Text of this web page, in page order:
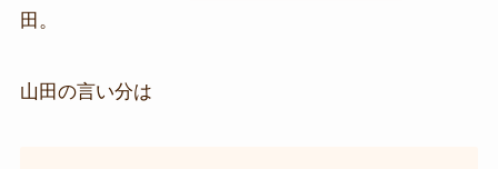
田。
山田の言い分は